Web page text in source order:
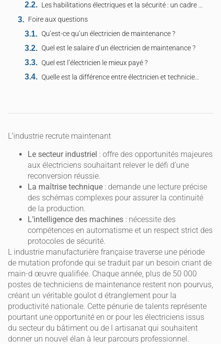
Les habilitations électriques et la sécurité : un cadre légal et opérationnel strict
Foire aux questions
Qu’est-ce qu’un électricien de maintenance ?
Quel est le salaire d’un électricien de maintenance ?
Quel est l’électricien le mieux payé ?
Quelle est la différence entre électricien et technicien ?
L’industrie recrute maintenant
Le secteur industriel : offre des opportunités majeures
aux électriciens souhaitant relever le défi d’une
reconversion réussie.
La maîtrise technique : demande une lecture précise
des schémas complexes pour assurer la continuité
de la production.
L’intelligence des machines : nécessite des
compétences en automatisme et un respect strict des
protocoles de sécurité.
L industrie manufacturière française traverse une période
de mutation profonde qui se traduit par un besoin criant de
main-d œuvre qualifiée. Chaque année, plus de 50 000
postes de techniciens de maintenance restent non pourvus,
créant un véritable goulot d étranglement pour la
productivité nationale. Cette pénurie de talents représente
pourtant une opportunité en or pour les électriciens issus
du secteur du bâtiment ou de l artisanat qui souhaitent
donner un nouvel élan à leur parcours professionnel.